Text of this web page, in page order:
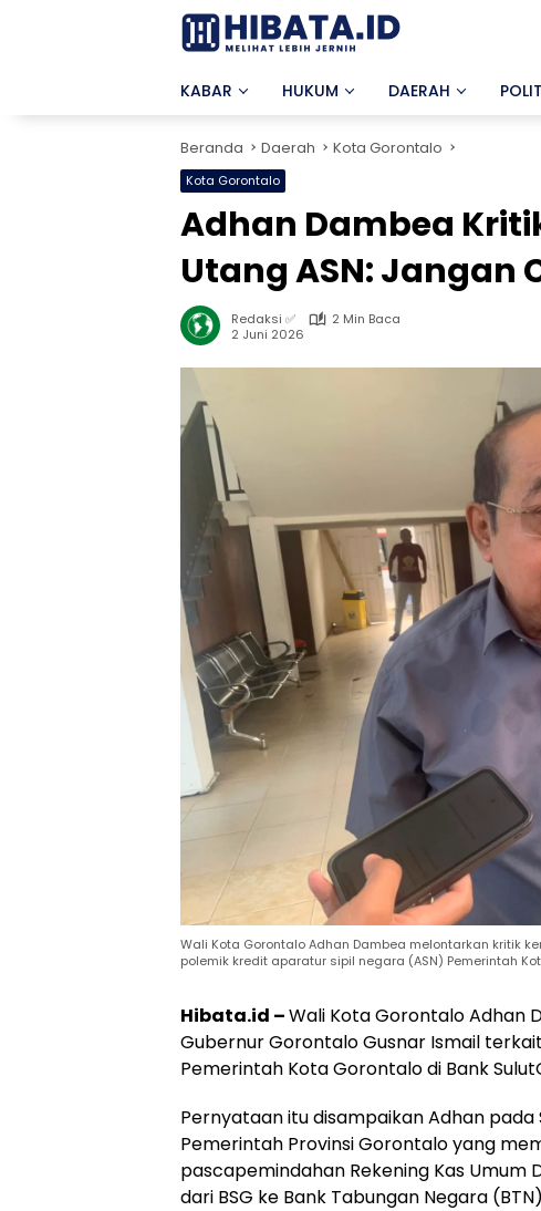
KABAR HUKUM DAERAH
Beranda Daerah Kota Gorontalo
Kota Gorontalo
Adhan Dambea
Utang ASN: Jangan
Redaksi ✅
2 Min Baca
2 Juni 2026
Wali Kota Gorontalo Adhan Dambea melontarkan kritik
polemik kredit aparatur sipil negara (ASN) Pemerintah
Hibata.id –Wali Kota Gorontalo Adhan
Gubernur Gorontalo Gusnar Ismail
Pemerintah Kota Gorontalo di Bank
Pernyataan itu disampaikan Adhan pada
Pemerintah Provinsi Gorontalo yang
pascapemindahan Rekening Kas
dari BSG ke Bank Tabungan Negara